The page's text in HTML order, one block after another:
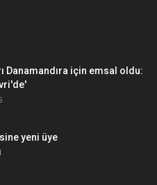
Danamandıra için emsal oldu:
yeni üye